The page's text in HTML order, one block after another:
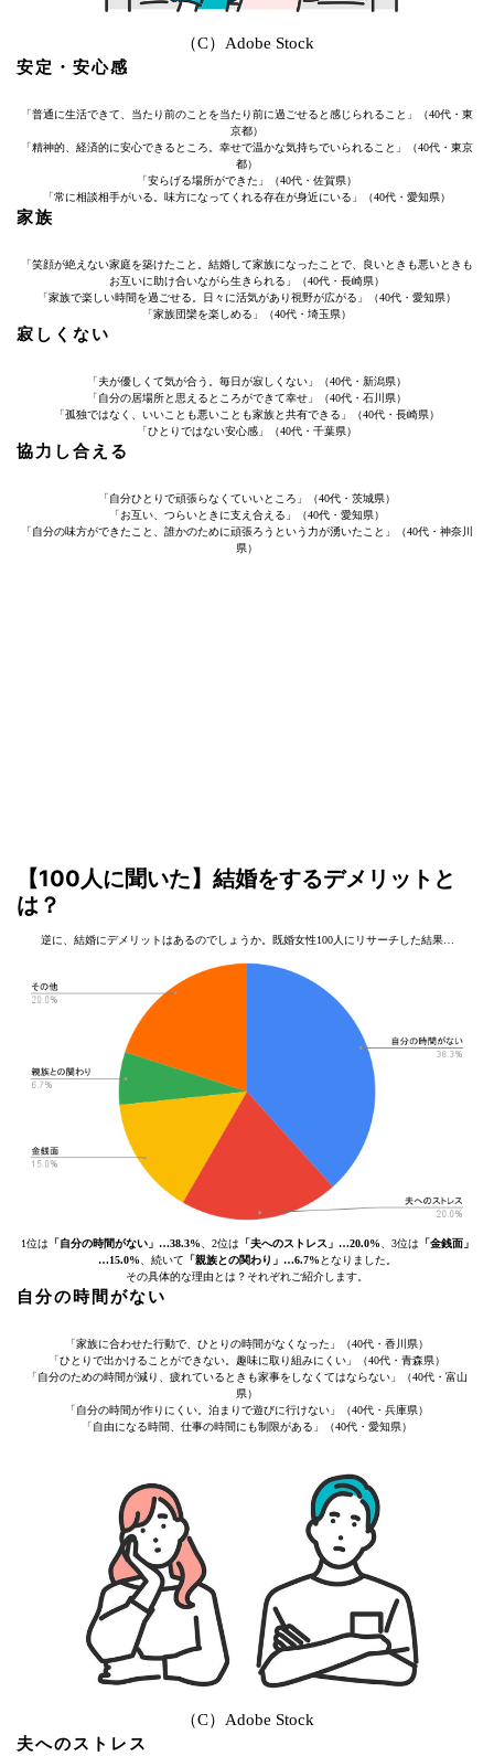
（C）Adobe Stock
安定・安心感
「普通に生活できて、当たり前のことを当たり前に過ごせると感じられること」（40代・東
京都）
「精神的、経済的に安心できるところ。幸せで温かな気持ちでいられること」（40代・東京
都）
「安らげる場所ができた」（40代・佐賀県）
「常に相談相手がいる。味方になってくれる存在が身近にいる」（40代・愛知県）
家族
「笑顔が絶えない家庭を築けたこと。結婚して家族になったことで、良いときも悪いときも
お互いに助け合いながら生きられる」（40代・長崎県）
「家族で楽しい時間を過ごせる。日々に活気があり視野が広がる」（40代・愛知県）
「家族団欒を楽しめる」（40代・埼玉県）
寂しくない
「夫が優しくて気が合う。毎日が寂しくない」（40代・新潟県）
「自分の居場所と思えるところができて幸せ」（40代・石川県）
「孤独ではなく、いいことも悪いことも家族と共有できる」（40代・長崎県）
「ひとりではない安心感」（40代・千葉県）
協力し合える
「自分ひとりで頑張らなくていいところ」（40代・茨城県）
「お互い、つらいときに支え合える」（40代・愛知県）
「自分の味方ができたこと、誰かのために頑張ろうという力が湧いたこと」（40代・神奈川
県）
【100人に聞いた】結婚をするデメリットと
は？
逆に、結婚にデメリットはあるのでしょうか。既婚女性100人にリサーチした結果…
1位は 「自分の時間がない」…38.3%、2位は 「夫へのストレス」…20.0%、3位は 「金銭面」
…15.0%、続いて 「親族との関わり」…6.7%となりました。
その具体的な理由とは？それぞれご紹介します。
自分の時間がない
「家族に合わせた行動で、ひとりの時間がなくなった」（40代・香川県）
「ひとりで出かけることができない。趣味に取り組みにくい」（40代・青森県）
「自分のための時間が減り、疲れているときも家事をしなくてはならない」（40代・富山
県）
「自分の時間が作りにくい。泊まりで遊びに行けない」（40代・兵庫県）
「自由になる時間、仕事の時間にも制限がある」（40代・愛知県）
（C）Adobe Stock
夫へのストレス